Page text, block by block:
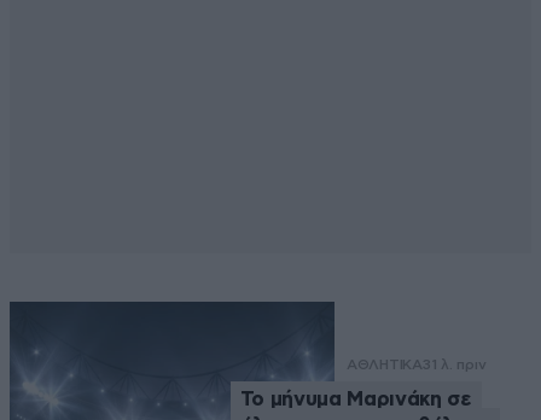
ΑΘΛΗΤΙΚΑ31 λ. πριν
Το μήνυμα Μαρινάκη σε